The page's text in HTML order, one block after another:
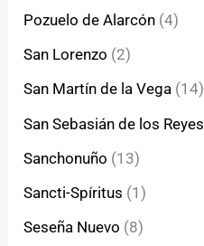
Pozuelo de Alarcón (4)
San Lorenzo (2)
San Martín de la Vega (14)
San Sebasián de los Reyes
Sanchonuño (13)
Sancti-Spíritus (1)
Seseña Nuevo (8)